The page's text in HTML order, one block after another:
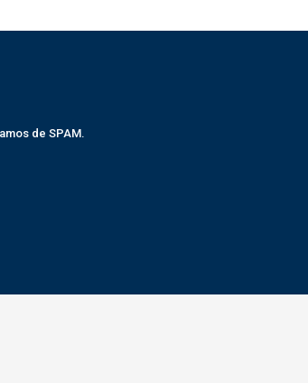
de SPAM.